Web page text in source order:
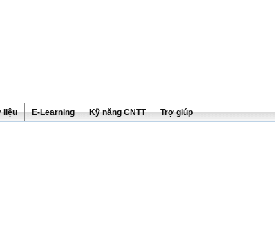
liệu E-Learning Kỹ năng CNTT Trợ giúp